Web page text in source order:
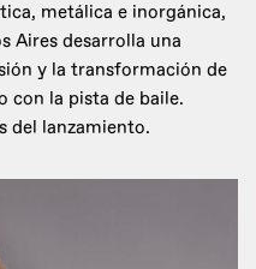
metálica e inorgánica,
Aires desarrolla una
y la transformación de
con la pista de baile.
del lanzamiento.